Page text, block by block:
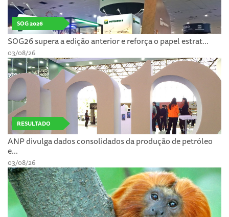
SOG 2026
SOG26 supera a edição anterior e reforça o papel estrat...
03/08/26
RESULTADO
ANP divulga dados consolidados da produção de petróleo
e...
03/08/26